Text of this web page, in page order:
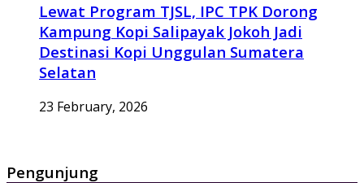
Lewat Program TJSL, IPC TPK Dorong
Kampung Kopi Salipayak Jokoh Jadi
Destinasi Kopi Unggulan Sumatera
Selatan
23 February, 2026
Pengunjung